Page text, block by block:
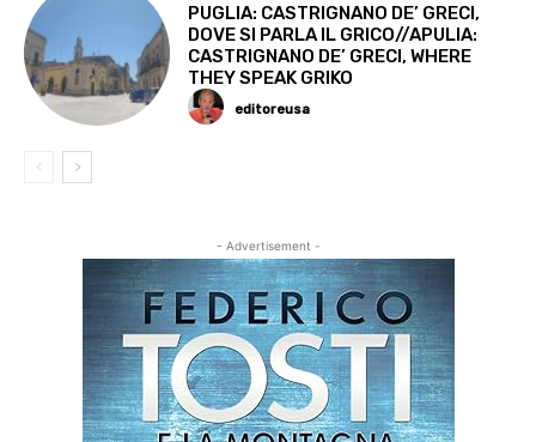
PUGLIA: CASTRIGNANO DE’ GRECI,
DOVE SI PARLA IL GRICO//APULIA:
CASTRIGNANO DE’ GRECI, WHERE
THEY SPEAK GRIKO
editoreusa
- Advertisement -